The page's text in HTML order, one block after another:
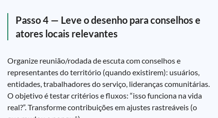
Passo 4 — Leve o desenho para conselhos e
atores locais relevantes
Organize reunião/rodada de escuta com conselhos e
representantes do território (quando existirem): usuários,
entidades, trabalhadores do serviço, lideranças comunitárias.
O objetivo é testar critérios e fluxos: “isso funciona na vida
real?”. Transforme contribuições em ajustes rastreáveis (o